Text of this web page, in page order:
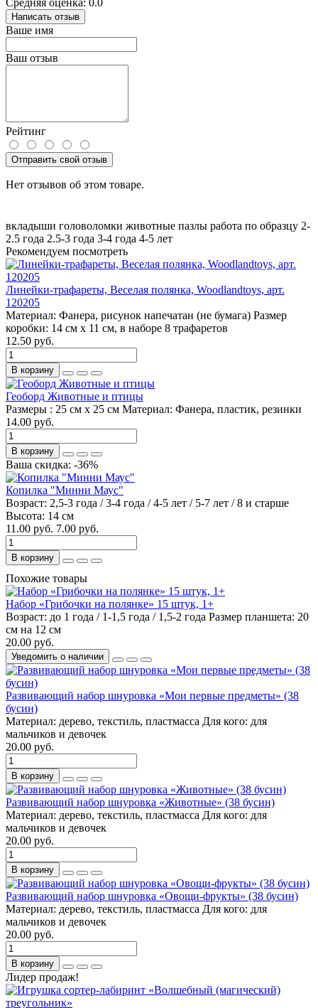
Средняя оценка: 0.0
Написать отзыв
Ваше имя
Ваш отзыв
Рейтинг
Отправить свой отзыв
Нет отзывов об этом товаре.
вкладыши головоломки животные пазлы работа по образцу 2-
2.5 года 2.5-3 года 3-4 года 4-5 лет
Рекомендуем посмотреть
Линейки-трафареты, Веселая полянка, Woodlandtoys, арт.
120205
Материал: Фанера, рисунок напечатан (не бумага) Размер
коробки: 14 см х 11 см, в наборе 8 трафаретов
12.50 руб.
В корзину
Геоборд Животные и птицы
Размеры : 25 см х 25 см Материал: Фанера, пластик, резинки
14.00 руб.
В корзину
Ваша скидка: -36%
Копилка "Минни Маус"
Возраст: 2,5-3 года / 3-4 года / 4-5 лет / 5-7 лет / 8 и старше
Высота: 14 см
11.00 руб. 7.00 руб.
В корзину
Похожие товары
Набор «Грибочки на полянке» 15 штук, 1+
Возраст: до 1 года / 1-1,5 года / 1,5-2 года Размер планшета: 20
см на 12 см
20.00 руб.
Уведомить о наличии
Развивающий набор шнуровка «Мои первые предметы» (38
бусин)
Материал: дерево, текстиль, пластмасса Для кого: для
мальчиков и девочек
20.00 руб.
В корзину
Развивающий набор шнуровка «Животные» (38 бусин)
Материал: дерево, текстиль, пластмасса Для кого: для
мальчиков и девочек
20.00 руб.
В корзину
Развивающий набор шнуровка «Овощи-фрукты» (38 бусин)
Материал: дерево, текстиль, пластмасса Для кого: для
мальчиков и девочек
20.00 руб.
В корзину
Лидер продаж!